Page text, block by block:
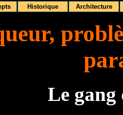
Historique Architecture
Le gang